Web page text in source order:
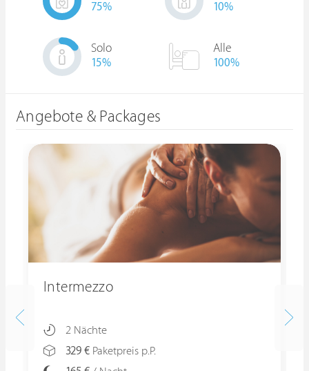
75% 10%
Solo
15%
Alle
100%
Angebote & Packages
Intermezzo
2 Nächte
329 € Paketpreis p.P.